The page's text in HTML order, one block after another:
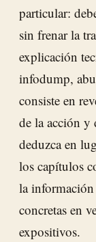
particular:
sin frenar la
explicación
infodump,
consiste en
de la acción y
deduzca en
los capítulos
la información
concretas en
expositivos.